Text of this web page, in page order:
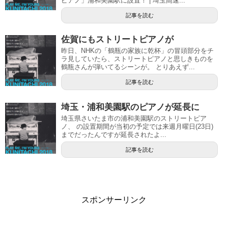
記事を読む
佐賀にもストリートピアノが
昨日、NHKの「鶴瓶の家族に乾杯」の冒頭部分をチ
ラ見していたら、ストリートピアノと思しきものを
鶴瓶さんが弾いてるシーンが。 とりあえず...
記事を読む
埼玉・浦和美園駅のピアノが延長に
埼玉県さいたま市の浦和美園駅のストリートピア
ノ、 の設置期間が当初の予定では来週月曜日(23日)
までだったんですが延長されたよ...
記事を読む
スポンサーリンク